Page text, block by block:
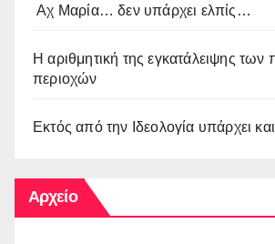
Αχ Μαρία… δεν υπάρχει ελπίς…
Η αριθμητική της εγκατάλειψης
περιοχών
Εκτός από την Ιδεολογία υπάρχει
Αρχείο